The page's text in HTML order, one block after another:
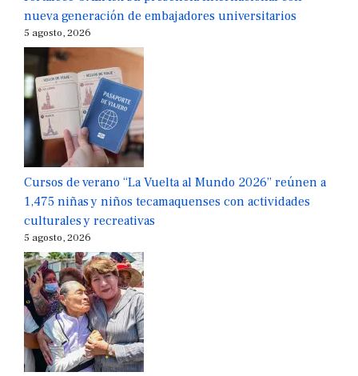
nueva generación de embajadores universitarios
5 agosto, 2026
Cursos de verano “La Vuelta al Mundo 2026” reúnen a
1,475 niñas y niños tecamaquenses con actividades
culturales y recreativas
5 agosto, 2026